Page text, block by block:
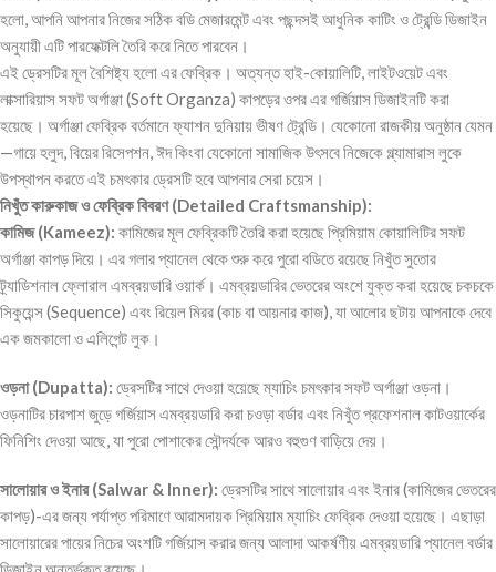
হলো, আপনি আপনার নিজের সঠিক বডি মেজারমেন্ট এবং পছন্দসই আধুনিক কাটিং ও ট্রেন্ডি ডিজাইন
অনুযায়ী এটি পারফেক্টলি তৈরি করে নিতে পারবেন।
এই ড্রেসটির মূল বৈশিষ্ট্য হলো এর ফেব্রিক। অত্যন্ত হাই-কোয়ালিটি, লাইটওয়েট এবং
লাক্সারিয়াস সফট অর্গাঞ্জা (Soft Organza) কাপড়ের ওপর এর গর্জিয়াস ডিজাইনটি করা
হয়েছে। অর্গাঞ্জা ফেব্রিক বর্তমানে ফ্যাশন দুনিয়ায় ভীষণ ট্রেন্ডি। যেকোনো রাজকীয় অনুষ্ঠান যেমন
—গায়ে হলুদ, বিয়ের রিসেপশন, ঈদ কিংবা যেকোনো সামাজিক উৎসবে নিজেকে গ্ল্যামারাস লুকে
উপস্থাপন করতে এই চমৎকার ড্রেসটি হবে আপনার সেরা চয়েস।
নিখুঁত কারুকাজ ও ফেব্রিক বিবরণ (Detailed Craftsmanship):
কামিজ (Kameez): কামিজের মূল ফেব্রিকটি তৈরি করা হয়েছে প্রিমিয়াম কোয়ালিটির সফট
অর্গাঞ্জা কাপড় দিয়ে। এর গলার প্যানেল থেকে শুরু করে পুরো বডিতে রয়েছে নিখুঁত সুতোর
ট্র্যাডিশনাল ফ্লোরাল এমব্রয়ডারি ওয়ার্ক। এমব্রয়ডারির ভেতরের অংশে যুক্ত করা হয়েছে চকচকে
সিকুয়েন্স (Sequence) এবং রিয়েল মিরর (কাচ বা আয়নার কাজ), যা আলোর ছটায় আপনাকে দেবে
এক জমকালো ও এলিগেন্ট লুক।
ওড়না (Dupatta): ড্রেসটির সাথে দেওয়া হয়েছে ম্যাচিং চমৎকার সফট অর্গাঞ্জা ওড়না।
ওড়নাটির চারপাশ জুড়ে গর্জিয়াস এমব্রয়ডারি করা চওড়া বর্ডার এবং নিখুঁত প্রফেশনাল কাটওয়ার্কের
ফিনিশিং দেওয়া আছে, যা পুরো পোশাকের সৌন্দর্যকে আরও বহুগুণ বাড়িয়ে দেয়।
সালোয়ার ও ইনার (Salwar & Inner): ড্রেসটির সাথে সালোয়ার এবং ইনার (কামিজের ভেতরের
কাপড়)-এর জন্য পর্যাপ্ত পরিমাণে আরামদায়ক প্রিমিয়াম ম্যাচিং ফেব্রিক দেওয়া হয়েছে। এছাড়া
সালোয়ারের পায়ের নিচের অংশটি গর্জিয়াস করার জন্য আলাদা আকর্ষণীয় এমব্রয়ডারি প্যানেল বর্ডার